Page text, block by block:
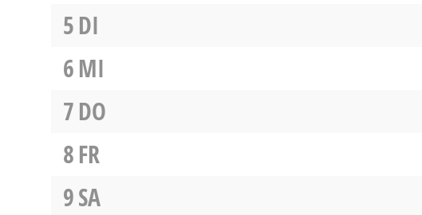
5DI
6MI
7DO
8FR
9SA